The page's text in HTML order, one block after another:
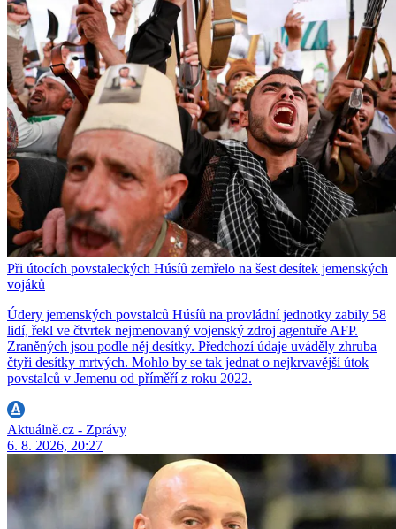
Při útocích povstaleckých Húsíů zemřelo na šest desítek jemenských
vojáků
Údery jemenských povstalců Húsíů na provládní jednotky zabily 58
lidí, řekl ve čtvrtek nejmenovaný vojenský zdroj agentuře AFP.
Zraněných jsou podle něj desítky. Předchozí údaje uváděly zhruba
čtyři desítky mrtvých. Mohlo by se tak jednat o nejkrvavější útok
povstalců v Jemenu od příměří z roku 2022.
Aktuálně.cz - Zprávy
6. 8. 2026, 20:27